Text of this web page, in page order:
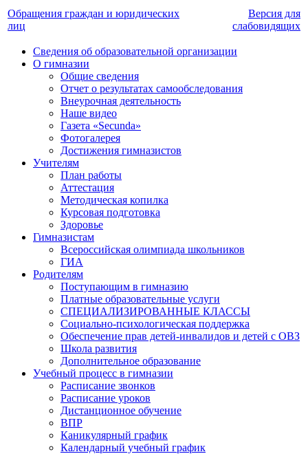
Обращения граждан и юридических
лиц
Версия для
слабовидящих
Сведения об образовательной организации
О гимназии
Общие сведения
Отчет о результатах самообследования
Внеурочная деятельность
Наше видео
Газета «Secunda»
Фотогалерея
Достижения гимназистов
Учителям
План работы
Аттестация
Методическая копилка
Курсовая подготовка
Здоровье
Гимназистам
Всероссийская олимпиада школьников
ГИА
Родителям
Поступающим в гимназию
Платные образовательные услуги
СПЕЦИАЛИЗИРОВАННЫЕ КЛАССЫ
Социально-психологическая поддержка
Обеспечение прав детей-инвалидов и детей с ОВЗ
Школа развития
Дополнительное образование
Учебный процесс в гимназии
Расписание звонков
Расписание уроков
Дистанционное обучение
ВПР
Каникулярный график
Календарный учебный график